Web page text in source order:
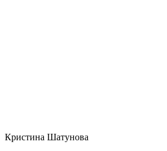
Кристина Шатунова